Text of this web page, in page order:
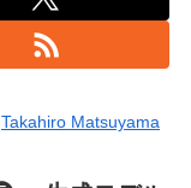
Takahiro Matsuyama